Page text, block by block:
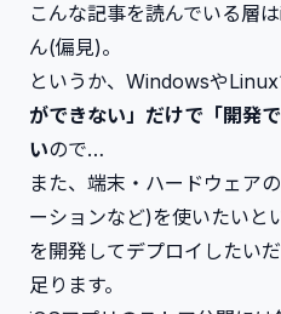
こんな記事を読んでいる層
ん(偏見)。
というか、Windowsや
ができない」だけで「開発
いので…
また、端末・ハードウェア
ーションなど)を使いたいと
を開発してデプロイしたい
足ります。